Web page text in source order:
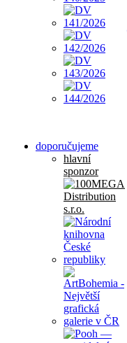
doporučujeme
hlavní
sponzor